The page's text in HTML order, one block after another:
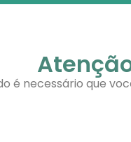
é necessário que